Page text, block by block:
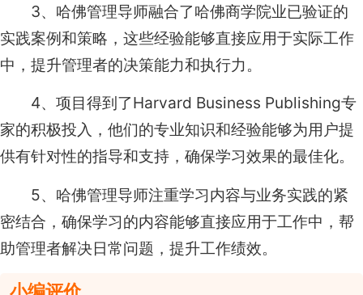
3、哈佛管理导师融合了哈佛商学院业已验证的
实践案例和策略，这些经验能够直接应用于实际工作
中，提升管理者的决策能力和执行力。
4、项目得到了Harvard Business Publishing专
家的积极投入，他们的专业知识和经验能够为用户提
供有针对性的指导和支持，确保学习效果的最佳化。
5、哈佛管理导师注重学习内容与业务实践的紧
密结合，确保学习的内容能够直接应用于工作中，帮
助管理者解决日常问题，提升工作绩效。